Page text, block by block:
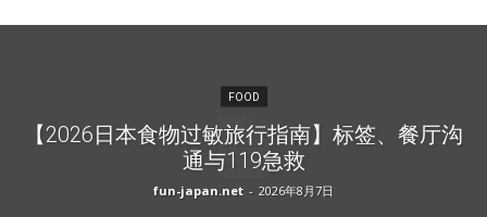
FOOD
【2026日本食物过敏旅行指南】标签、餐厅沟
通与119急救
fun-japan.net - 2026年8月7日